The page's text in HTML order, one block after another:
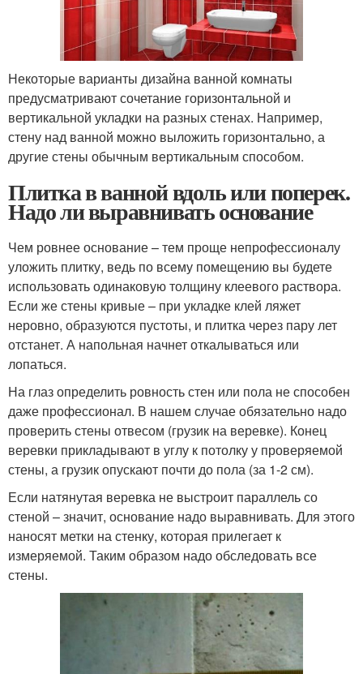
Некоторые варианты дизайна ванной комнаты
предусматривают сочетание горизонтальной и
вертикальной укладки на разных стенах. Например,
стену над ванной можно выложить горизонтально, а
другие стены обычным вертикальным способом.
Плитка в ванной вдоль или поперек.
Надо ли выравнивать основание
Чем ровнее основание – тем проще непрофессионалу
уложить плитку, ведь по всему помещению вы будете
использовать одинаковую толщину клеевого раствора.
Если же стены кривые – при укладке клей ляжет
неровно, образуются пустоты, и плитка через пару лет
отстанет. А напольная начнет откалываться или
лопаться.
На глаз определить ровность стен или пола не способен
даже профессионал. В нашем случае обязательно надо
проверить стены отвесом (грузик на веревке). Конец
веревки прикладывают в углу к потолку у проверяемой
стены, а грузик опускают почти до пола (за 1-2 см).
Если натянутая веревка не выстроит параллель со
стеной – значит, основание надо выравнивать. Для этого
наносят метки на стенку, которая прилегает к
измеряемой. Таким образом надо обследовать все
стены.